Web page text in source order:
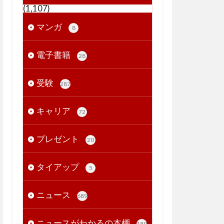
(1,107)
マンガ
8
電子書籍 28
受験 287
キャリア 72
プレゼント 20
タイアップ 5
ニュース 689